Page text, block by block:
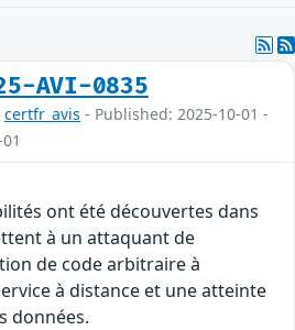
AVI-0835
certfr_avis - Published: 2025-10-01 -
ont été découvertes dans
à un attaquant de
de code arbitraire à
à distance et une atteinte
données.